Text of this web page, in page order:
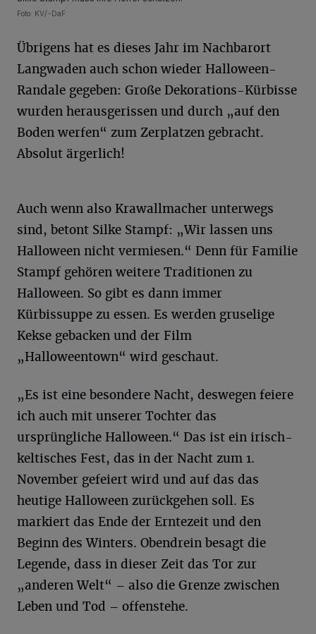
Foto: KV/-DaF.
Übrigens hat es dieses Jahr im Nachbarort
Langwaden auch schon wieder Halloween-
Randale gegeben: Große Dekorations-Kürbisse
wurden herausgerissen und durch „auf den
Boden werfen“ zum Zerplatzen gebracht.
Absolut ärgerlich!
Auch wenn also Krawallmacher unterwegs
sind, betont Silke Stampf: „Wir lassen uns
Halloween nicht vermiesen.“ Denn für Familie
Stampf gehören weitere Traditionen zu
Halloween. So gibt es dann immer
Kürbissuppe zu essen. Es werden gruselige
Kekse gebacken und der Film
„Halloweentown“ wird geschaut.
„Es ist eine besondere Nacht, deswegen feiere
ich auch mit unserer Tochter das
ursprüngliche Halloween.“ Das ist ein irisch-
keltisches Fest, das in der Nacht zum 1.
November gefeiert wird und auf das das
heutige Halloween zurückgehen soll. Es
markiert das Ende der Erntezeit und den
Beginn des Winters. Obendrein besagt die
Legende, dass in dieser Zeit das Tor zur
„anderen Welt“ – also die Grenze zwischen
Leben und Tod – offenstehe.